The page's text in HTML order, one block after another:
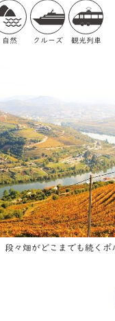
自然 クルーズ 観光列車
段々畑がどこまでも続くポ